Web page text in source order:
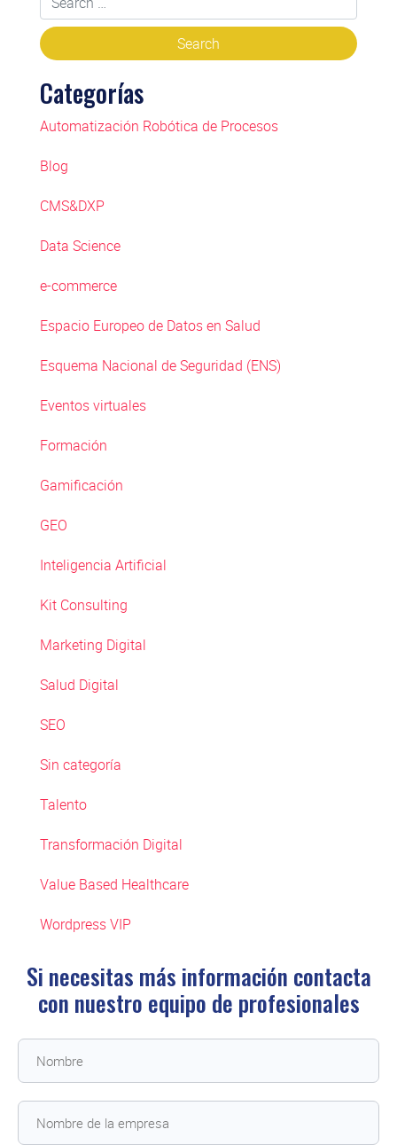
Categorías
Automatización Robótica de Procesos
Blog
CMS&DXP
Data Science
e-commerce
Espacio Europeo de Datos en Salud
Esquema Nacional de Seguridad (ENS)
Eventos virtuales
Formación
Gamificación
GEO
Inteligencia Artificial
Kit Consulting
Marketing Digital
Salud Digital
SEO
Sin categoría
Talento
Transformación Digital
Value Based Healthcare
Wordpress VIP
Si necesitas más información contacta
con nuestro equipo de profesionales